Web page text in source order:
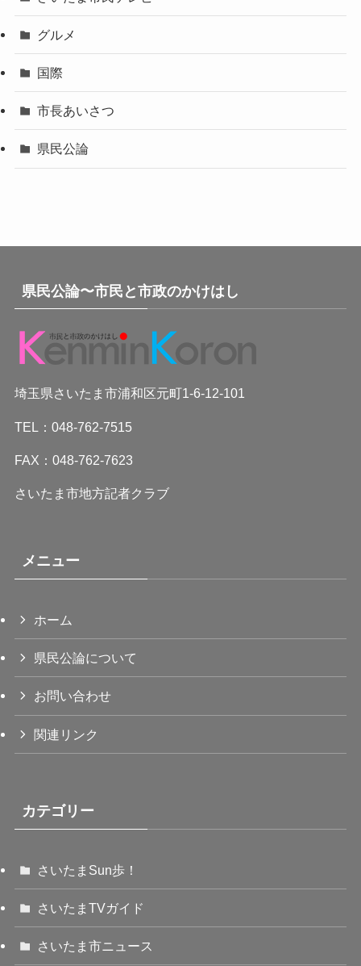
グルメ
国際
市長あいさつ
県民公論
県民公論〜市民と市政のかけはし
埼玉県さいたま市浦和区元町1-6-12-101
TEL：048-762-7515
FAX：048-762-7623
さいたま市地方記者クラブ
メニュー
ホーム
県民公論について
お問い合わせ
関連リンク
カテゴリー
さいたまSun歩！
さいたまTVガイド
さいたま市ニュース